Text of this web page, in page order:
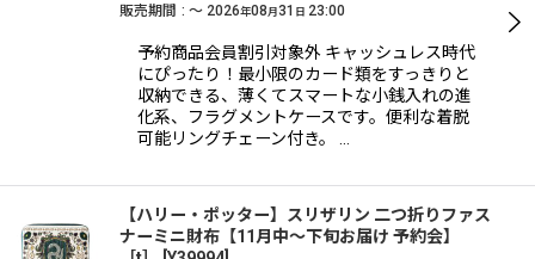
販売期間 : ～ 2026年08月31 日 23:00
予約商品会員割引対象外 キャッシュレス時代
にぴったり！最小限のカード類をすっきりと
収納できる、薄くてスマートな小銭入れの進
化系、フラグメントケースです。便利な着脱
可能リングチェーン付き。 …
【ハリー・ポッター】スリザリン 二つ折りファス
ナーミニ財布【11月中〜下旬お届け 予約会】